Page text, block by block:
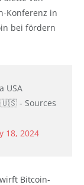
Konferenz in
bei fördern
USA
🇺🇸 - Sources
18, 2024
Bitcoin-